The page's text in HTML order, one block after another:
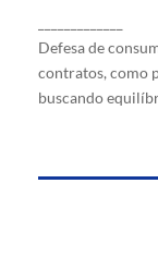
Defesa de
contratos, como
buscando
em
essenciais,